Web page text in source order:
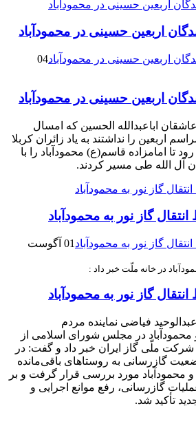
اربعین حسینی در محمودآباد
04
اربعین حسینی در محمودآباد
عاشقان اباعبدالله الحسین که امسال
اربعین را نداشتند به یاد زائران کربلا
تا امامزاده قاسم(ع) محمودآباد را با
آل الله طی مسیر کردند.
گاز نور به محمودآباد
01 آگوست
در خانه ملّت خبر داد :
گاز نور به محمودآباد
عبدالوحید فیاضی نماینده مردم
محمودآباد در مجلس شورای اسلامی از
شرکت ملّی گاز ایران خبر داد و گفت: در
گازرسانی به روستاهای باقی‌مانده
محمودآباد مورد بررسی قرار گرفت و بر
گازرسانی، رفع موانع اجرایی و
تأکید شد.